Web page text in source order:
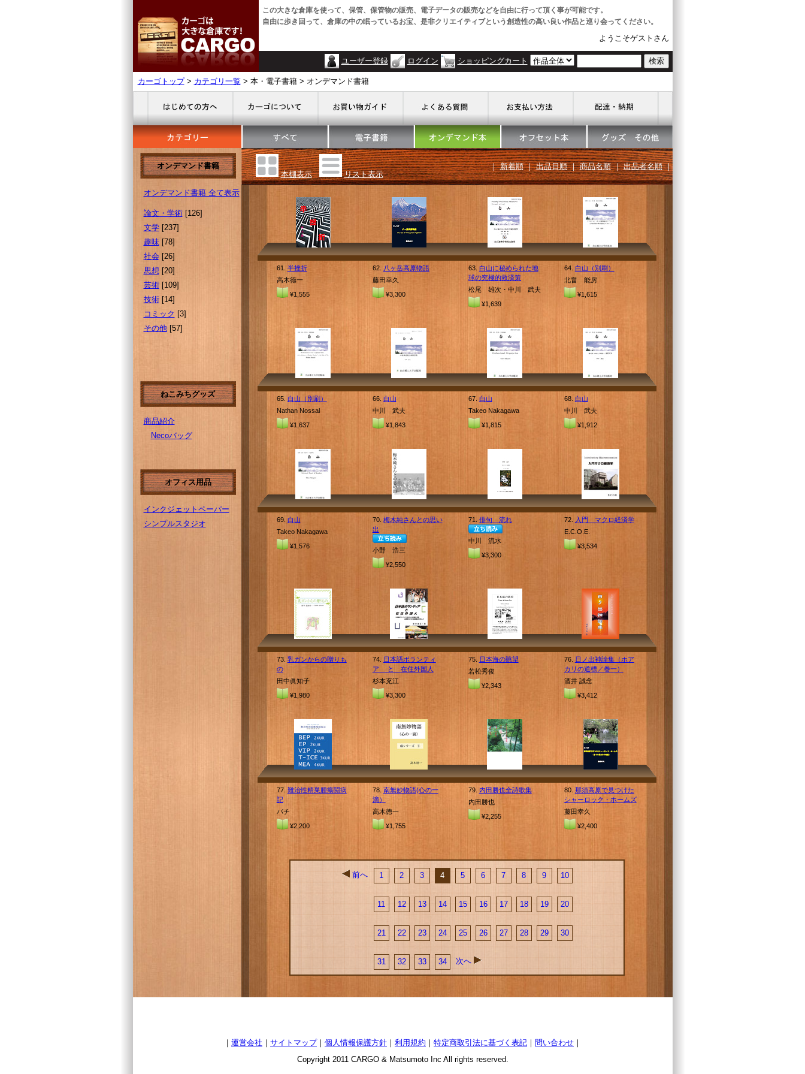
この大きな倉庫を使って、保管、保管物の販売、電子データの販売などを自由に行って頂く事が可能です。
自由に歩き回って、倉庫の中の眠っているお宝、是非クリエイティブという創造性の高い良い作品と巡り会ってください。
ようこそゲストさん
ユーザー登録 ログイン ショッピングカート
カーゴトップ> カテゴリ一覧 > 本・電子書籍 > オンデマンド書籍
オンデマンド書籍
オンデマンド書籍 全て表示
論文・学術[126]
文学[237]
趣味[78]
社会[26]
思想 [20]
芸術[109]
技術[14]
コミック [3]
その他[57]
ねこみちグッズ
商品紹介
Necoバッグ
オフィス用品
インクジェットペーパー
シンプルスタジオ
本棚表示 リスト表示
｜新着順｜出品日順｜商品名順｜出品者名順｜
61. 半挫折
高木徳一
¥1,555
62.
八ヶ岳高原物語
藤田幸久
¥3,300
63. 白山に秘められた地
球の究極的救済策
松尾 雄次・中川 武夫
¥1,639
64. 白山（別刷）
北畠 能房
¥1,615
65. 白山（別刷）
Nathan Nossal
¥1,637
66. 白山
中川 武夫
¥1,843
67. 白山
Takeo Nakagawa
¥1,815
68. 白山
中川 武夫
¥1,912
69. 白山
Takeo Nakagawa
¥1,576
70. 梅木純さんとの思い
出
小野 浩三
¥2,550
71. 俳句 流れ
中川 流水
¥3,300
72.
入門 マクロ経済学
E.C.O.E.
¥3,534
73. 乳ガンからの贈りも
の
田中眞知子
¥1,980
74. 日本語ボランティ
ア と 在住外国人
杉本充江
¥3,300
75. 日本海の眺望
若松秀俊
¥2,343
76. 日ノ出神諭集（ホア
カリの道標／巻一）
酒井 誠念
¥3,412
77. 難治性精巣腫瘍闘病
記
パチ
¥2,200
78. 南無妙物語(心の一
滴）
高木徳一
¥1,755
79. 内田勝也全詩歌集
内田勝也
¥2,255
80. 那須高原で見つけた
シャーロック・ホームズ
藤田幸久
¥2,400
前へ 1 2 3 4 5 6 7 8 9 10
11 12 13 14 15 16 17 18 19 20
21 22 23 24 25 26 27 28 29 30
31 32 33 34 次へ
｜ 運営会社 ｜ サイトマップ｜ 個人情報保護方針 ｜ 利用規約 ｜ 特定商取引法に基づく表記 ｜ 問い合わせ ｜
Copyright 2011 CARGO & Matsumoto Inc All rights reserved.